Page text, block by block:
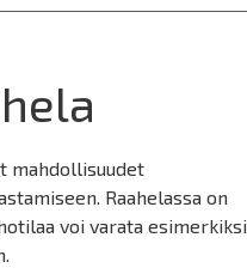
mahdollisuudet
Raahelassa on
voi varata esimerkiksi